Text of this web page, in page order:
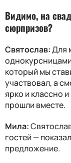
Видимо, на
сюрпризов?
Святослав:Для
который мы
участвовал, а
ярко и классно
прошли вместе.
Мила:
гостей —
предложение.